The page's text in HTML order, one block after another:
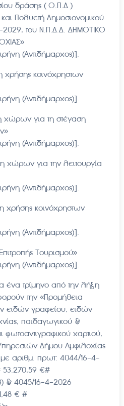
δράσης ( Ο.Π.Δ )
Πολυετή Δημοσιονομικού
2029, του Ν.Π.Δ.Δ. ΔΗΜΟΤΙΚΟ
(Αντιδήμαρχος)].
κοινόχρηστων
(Αντιδήμαρχος)].
για τη στέγαση
(Αντιδήμαρχος)].
για την λειτουργία
(Αντιδήμαρχος)].
κοινόχρηστων
(Αντιδήμαρχος)].
Τουρισμού»
(Αντιδήμαρχος)].
ένα τρίμηνο από την λήξη
την «Προμήθεια
ειδών γραφείου, ειδών
παιδαγωγικού &
χαρτιού,
Δήμου Αμφιλοχίας
αριθμ. πρωτ: 4044/16-4-
53.270,59 €#
& 4045/16-4-2026
€ #